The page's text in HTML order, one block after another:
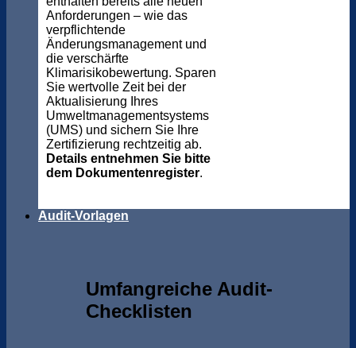
Anforderungen – wie das
verpflichtende
Änderungsmanagement und
die verschärfte
Klimarisikobewertung. Sparen
Sie wertvolle Zeit bei der
Aktualisierung Ihres
Umweltmanagementsystems
(UMS) und sichern Sie Ihre
Zertifizierung rechtzeitig ab.
Details entnehmen Sie bitte
dem Dokumentenregister.
Audit-Vorlagen
Umfangreiche Audit-
Checklisten